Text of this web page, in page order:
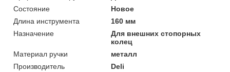
Состояние
Новое
Длина инструмента
160 мм
Назначение
Для внешних стопорных
колец
Материал ручки
металл
Производитель
Deli